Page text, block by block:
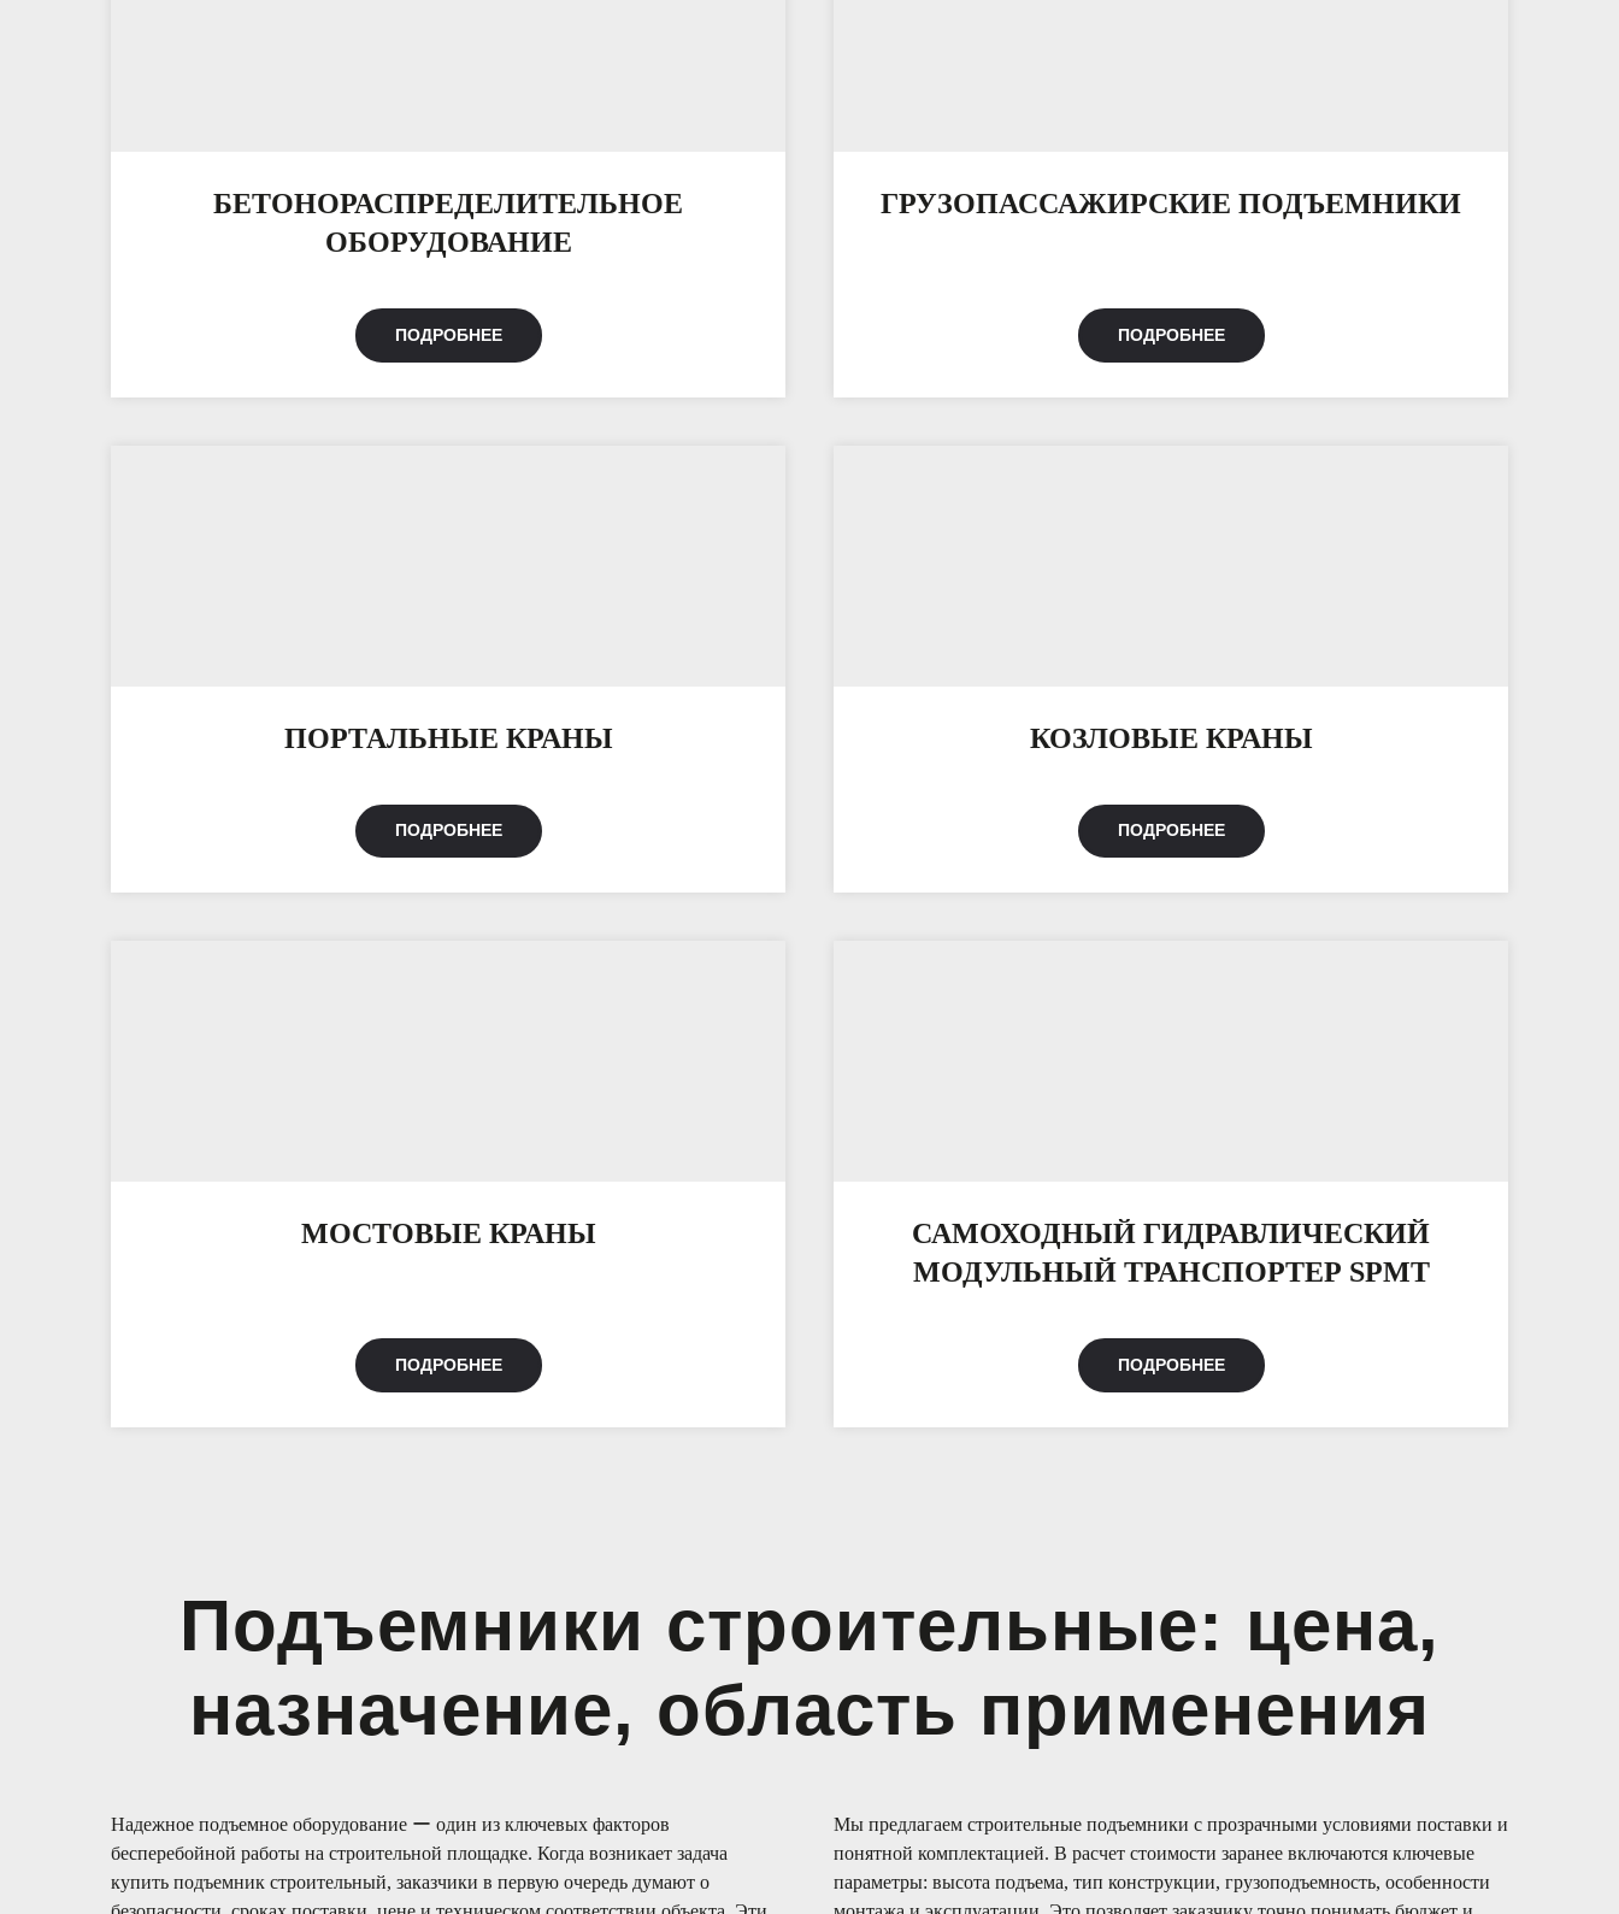
БЕТОНОРАСПРЕДЕЛИТЕЛЬНОЕ
ОБОРУДОВАНИЕ
ПОДРОБНЕЕ
ГРУЗОПАССАЖИРСКИЕ ПОДЪЕМНИКИ
ПОДРОБНЕЕ
ПОРТАЛЬНЫЕ КРАНЫ
ПОДРОБНЕЕ
КОЗЛОВЫЕ КРАНЫ
ПОДРОБНЕЕ
МОСТОВЫЕ КРАНЫ
ПОДРОБНЕЕ
САМОХОДНЫЙ ГИДРАВЛИЧЕСКИЙ
МОДУЛЬНЫЙ ТРАНСПОРТЕР SPMT
ПОДРОБНЕЕ
Подъемники строительные: цена,
назначение, область применения
Надежное подъемное оборудование ー один из ключевых факторов
бесперебойной работы на строительной площадке. Когда возникает задача
купить подъемник строительный, заказчики в первую очередь думают о
Мы предлагаем строительные подъемники с прозрачными условиями поставки и
понятной комплектацией. В расчет стоимости заранее включаются ключевые
параметры: высота подъема, тип конструкции, грузоподъемность, особенности